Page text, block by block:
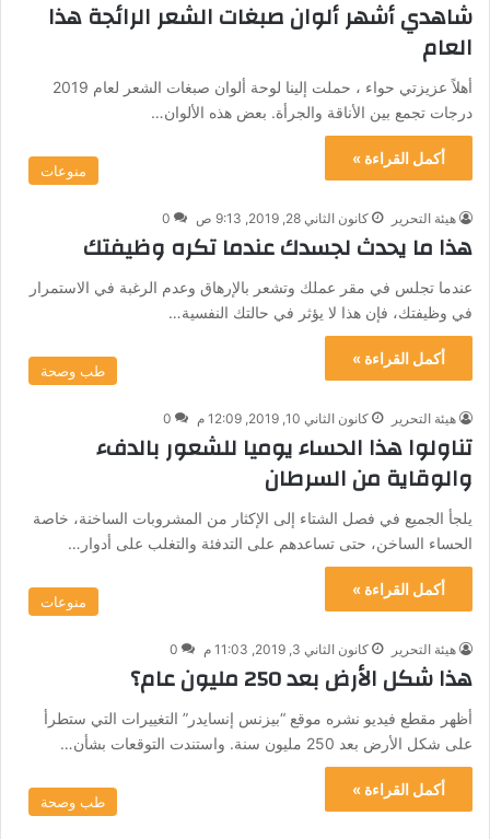
شاهدي أشهر ألوان صبغات الشعر الرائجة هذا
العام
أهلاً عزيزتي حواء ، حملت إلينا لوحة ألوان صبغات الشعر لعام 2019
درجات تجمع بين الأناقة والجرأة. بعض هذه الألوان…
أكمل القراءة »
منوعات
هيئة التحرير كانون الثاني 28, 2019, 9:13 ص 0
هذا ما يحدث لجسدك عندما تكره وظيفتك
عندما تجلس في مقر عملك وتشعر بالإرهاق وعدم الرغبة في الاستمرار
في وظيفتك، فإن هذا لا يؤثر في حالتك النفسية…
أكمل القراءة »
طب وصحة
هيئة التحرير كانون الثاني 10, 2019, 12:09 م 0
تناولوا هذا الحساء يوميا للشعور بالدفء
والوقاية من السرطان
يلجأ الجميع في فصل الشتاء إلى الإكثار من المشروبات الساخنة، خاصة
الحساء الساخن، حتى تساعدهم على التدفئة والتغلب على أدوار…
أكمل القراءة »
منوعات
هيئة التحرير كانون الثاني 3, 2019, 11:03 م 0
هذا شكل الأرض بعد 250 مليون عام؟
أظهر مقطع فيديو نشره موقع “بيزنس إنسايدر” التغييرات التي ستطرأ
على شكل الأرض بعد 250 مليون سنة. واستندت التوقعات بشأن…
أكمل القراءة »
طب وصحة